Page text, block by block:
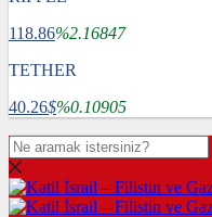
118.86%2.16847
TETHER
40.26$%0.10905